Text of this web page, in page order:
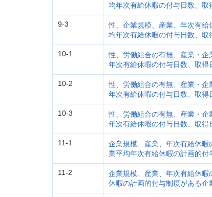
均年次有給休暇の付与日数、取
9-3
性、企業規模、産業、年次有
均年次有給休暇の付与日数、取
10-1
性、労働組合の有無、産業・
年次有給休暇の付与日数、取得
10-2
性、労働組合の有無、産業・
年次有給休暇の付与日数、取得
10-3
性、労働組合の有無、産業・
年次有給休暇の付与日数、取得
11-1
企業規模、産業、年次有給休
業平均年次有給休暇の計画的付
11-2
企業規模、産業、年次有給休
休暇の計画的付与制度がある企